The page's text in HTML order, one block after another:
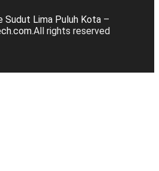
Sudut Lima Puluh Kota –
.All rights reserved